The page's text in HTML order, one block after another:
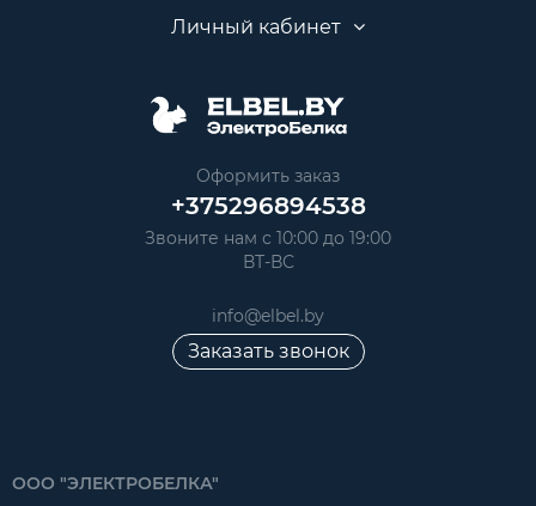
Личный кабинет
Оформить заказ
+375296894538
Звоните нам с 10:00 до 19:00
ВТ-ВС
info@elbel.by
Заказать звонок
ООО "ЭЛЕКТРОБЕЛКА"